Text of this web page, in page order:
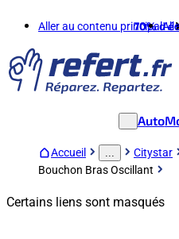
Aller au contenu principal
70%
Auto
Accueil Citystar
Bouchon Bras Oscillant
Certains liens sont masqués